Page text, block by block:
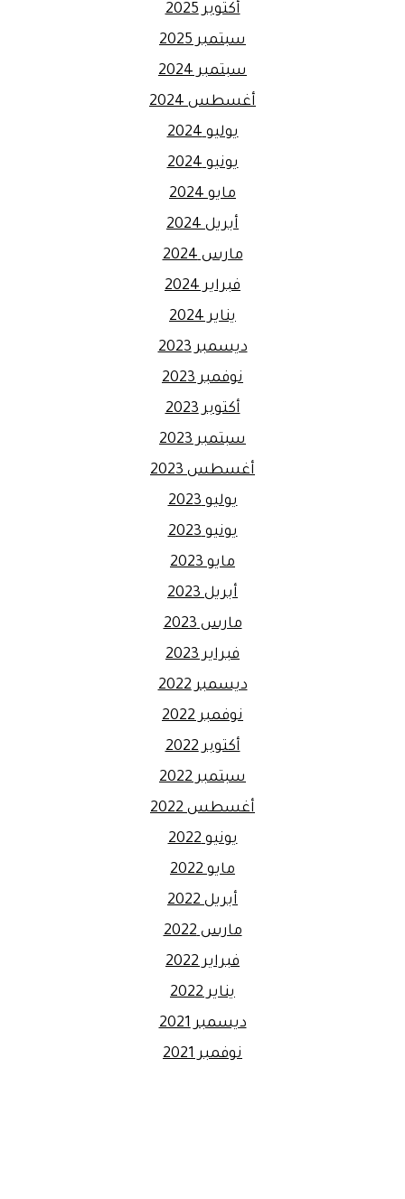
أكتوبر 2025
سبتمبر 2025
سبتمبر 2024
أغسطس 2024
يوليو 2024
يونيو 2024
مايو 2024
أبريل 2024
مارس 2024
فبراير 2024
يناير 2024
ديسمبر 2023
نوفمبر 2023
أكتوبر 2023
سبتمبر 2023
أغسطس 2023
يوليو 2023
يونيو 2023
مايو 2023
أبريل 2023
مارس 2023
فبراير 2023
ديسمبر 2022
نوفمبر 2022
أكتوبر 2022
سبتمبر 2022
أغسطس 2022
يونيو 2022
مايو 2022
أبريل 2022
مارس 2022
فبراير 2022
يناير 2022
ديسمبر 2021
نوفمبر 2021